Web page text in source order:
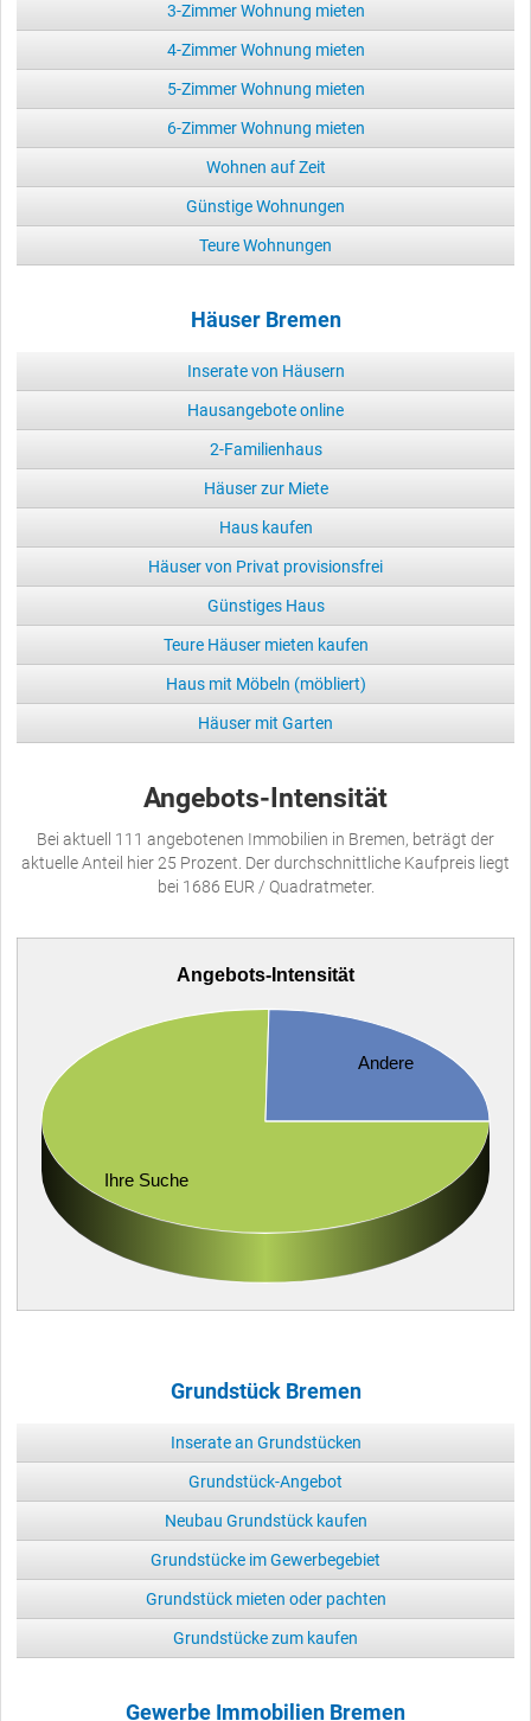
3-Zimmer Wohnung mieten
4-Zimmer Wohnung mieten
5-Zimmer Wohnung mieten
6-Zimmer Wohnung mieten
Wohnen auf Zeit
Günstige Wohnungen
Teure Wohnungen
Häuser Bremen
Inserate von Häusern
Hausangebote online
2-Familienhaus
Häuser zur Miete
Haus kaufen
Häuser von Privat provisionsfrei
Günstiges Haus
Teure Häuser mieten kaufen
Haus mit Möbeln (möbliert)
Häuser mit Garten
Angebots-Intensität
Bei aktuell 111 angebotenen Immobilien in Bremen, beträgt der
aktuelle Anteil hier 25 Prozent. Der durchschnittliche Kaufpreis liegt
bei 1686 EUR / Quadratmeter.
Angebots-Intensität
Ihre Suche
Andere
Grundstück Bremen
Inserate an Grundstücken
Grundstück-Angebot
Neubau Grundstück kaufen
Grundstücke im Gewerbegebiet
Grundstück mieten oder pachten
Grundstücke zum kaufen
Gewerbe Immobilien Bremen